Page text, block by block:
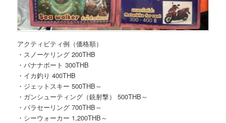
アクティビティ例（価格順）
・スノーケリング 200THB
・バナナボート 300THB
・イカ釣り 400THB
・ジェットスキー 500THB～
・ガンシューティング（銃射撃） 500THB～
・パラセーリング 700THB～
・シーウォーカー 1,200THB～